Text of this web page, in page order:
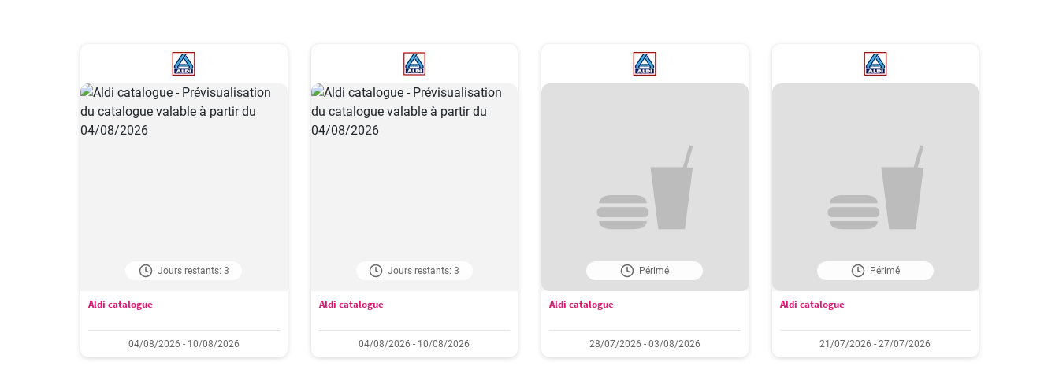
Jours restants: 3
Aldi catalogue
04/08/2026 - 10/08/2026
Jours restants: 3
Aldi catalogue
04/08/2026 - 10/08/2026
Périmé
Aldi catalogue
28/07/2026 - 03/08/2026
Périmé
Aldi catalogue
21/07/2026 - 27/07/2026